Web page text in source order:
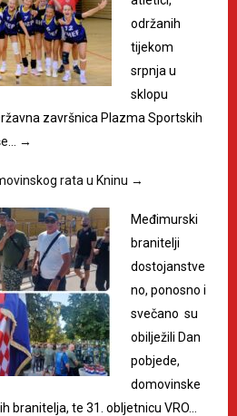
održanih
tijekom
srpnja u
sklopu
završnica Plazma Sportskih
→
rata u Kninu →
Međimurski
branitelji
dostojanstve
no, ponosno i
svečano su
obilježili Dan
pobjede,
domovinske
branitelja, te 31. obljetnicu VRO…